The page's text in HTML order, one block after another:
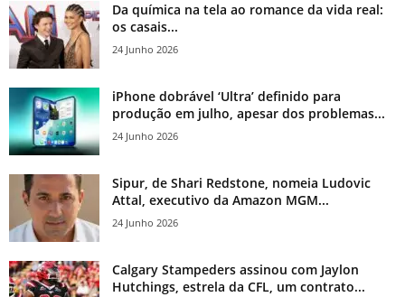
Da química na tela ao romance da vida real:
os casais...
24 Junho 2026
iPhone dobrável ‘Ultra’ definido para
produção em julho, apesar dos problemas...
24 Junho 2026
Sipur, de Shari Redstone, nomeia Ludovic
Attal, executivo da Amazon MGM...
24 Junho 2026
Calgary Stampeders assinou com Jaylon
Hutchings, estrela da CFL, um contrato...